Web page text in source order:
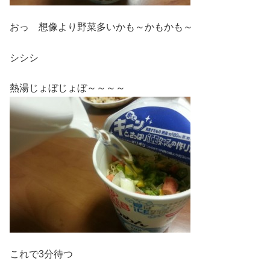
おっ 想像より野菜多いかも～かもかも～
シシシ
熱湯じょぼじょぼ～～～～
これで3分待つ